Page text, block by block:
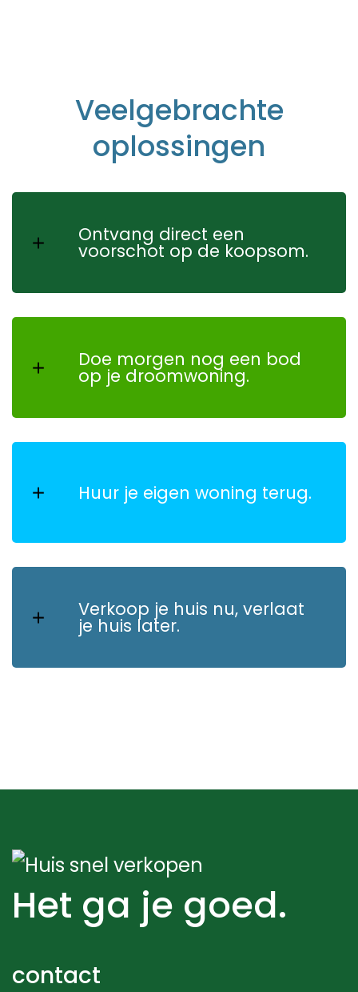
Veelgebrachte
oplossingen
Ontvang direct een
voorschot op de koopsom.
Doe morgen nog een bod
op je droomwoning.
Huur je eigen woning terug.
Verkoop je huis nu, verlaat
je huis later.
Het ga je goed.
contact